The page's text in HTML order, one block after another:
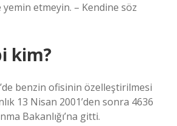
etmeyin. – Kendine söz
kim?
benzin ofisinin özelleştirilmesi
13 Nisan 2001’den sonra 4636
Bakanlığı’na gitti.